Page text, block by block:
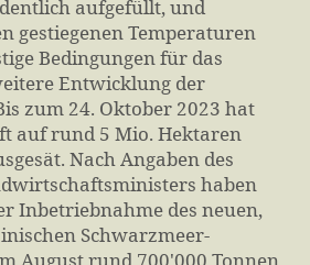
aufgefüllt, und
gestiegenen Temperaturen
Bedingungen für das
Entwicklung der
zum 24. Oktober 2023 hat
auf rund 5 Mio. Hektaren
Nach Angaben des
haben
Inbetriebnahme des neuen,
Schwarzmeer-
August rund 700'000 Tonnen